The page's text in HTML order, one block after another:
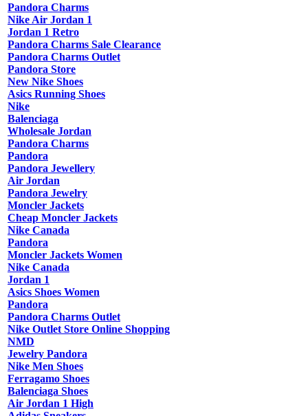
Pandora Charms
Nike Air Jordan 1
Jordan 1 Retro
Pandora Charms Sale Clearance
Pandora Charms Outlet
Pandora Store
New Nike Shoes
Asics Running Shoes
Nike
Balenciaga
Wholesale Jordan
Pandora Charms
Pandora
Pandora Jewellery
Air Jordan
Pandora Jewelry
Moncler Jackets
Cheap Moncler Jackets
Nike Canada
Pandora
Moncler Jackets Women
Nike Canada
Jordan 1
Asics Shoes Women
Pandora
Pandora Charms Outlet
Nike Outlet Store Online Shopping
NMD
Jewelry Pandora
Nike Men Shoes
Ferragamo Shoes
Balenciaga Shoes
Air Jordan 1 High